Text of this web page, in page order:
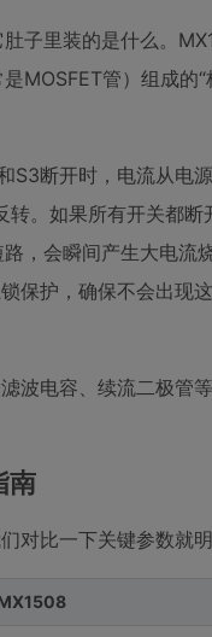
子里装的是什么。
MOSFET管）组成
S3断开时，电流从电
转。如果所有开关都
，会瞬间产生大电流
保护，确保不会出现
波电容、续流二极管
南
对比一下关键参数就明